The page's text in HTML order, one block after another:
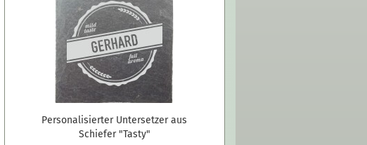
Personalisierter Untersetzer aus
Schiefer "Tasty"